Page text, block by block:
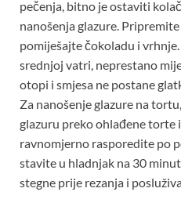
pečenja, bitno je ostaviti
nanošenja glazure.
pomiješajte čokoladu i
srednjoj vatri, neprestano
otopi i smjesa ne postane
Za nanošenje glazure na
glazuru preko ohlađene torte
ravnomjerno rasporedite po
stavite u hladnjak na 30
stegne prije rezanja i